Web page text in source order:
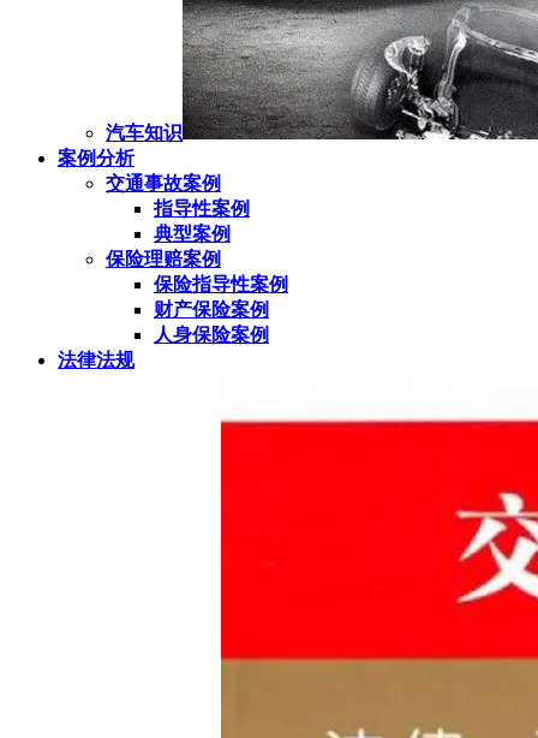
汽车知识
案例分析
交通事故案例
指导性案例
典型案例
保险理赔案例
保险指导性案例
财产保险案例
人身保险案例
法律法规